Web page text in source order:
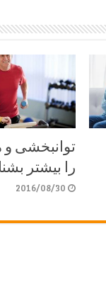
توانبخشی و
را بیشتر
2016/08/30